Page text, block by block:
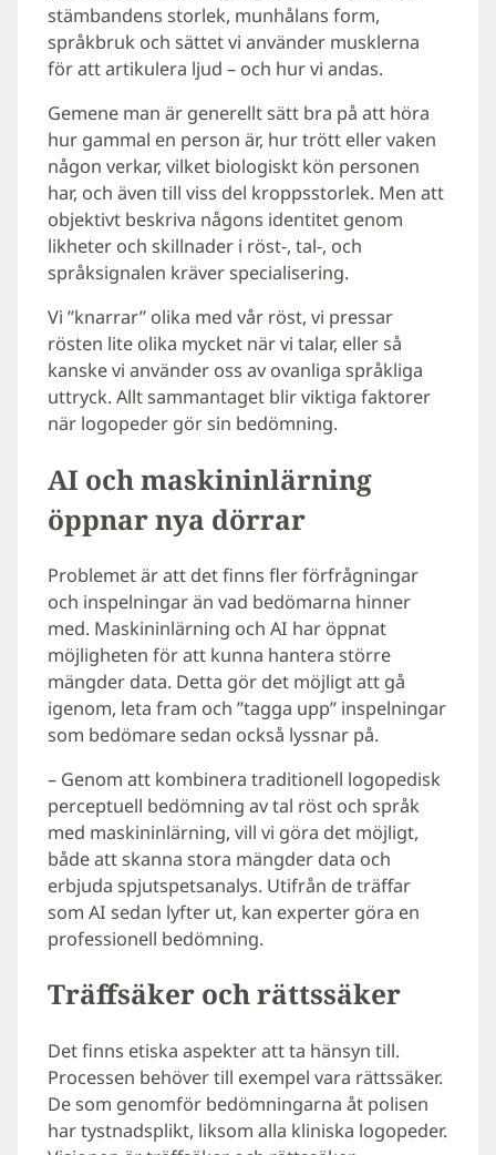
stämbandens storlek, munhålans form,
språkbruk och sättet vi använder musklerna
för att artikulera ljud – och hur vi andas.
Gemene man är generellt sätt bra på att höra
hur gammal en person är, hur trött eller vaken
någon verkar, vilket biologiskt kön personen
har, och även till viss del kroppsstorlek. Men att
objektivt beskriva någons identitet genom
likheter och skillnader i röst-, tal-, och
språksignalen kräver specialisering.
Vi ”knarrar” olika med vår röst, vi pressar
rösten lite olika mycket när vi talar, eller så
kanske vi använder oss av ovanliga språkliga
uttryck. Allt sammantaget blir viktiga faktorer
när logopeder gör sin bedömning.
AI och maskininlärning
öppnar nya dörrar
Problemet är att det finns fler förfrågningar
och inspelningar än vad bedömarna hinner
med. Maskininlärning och AI har öppnat
möjligheten för att kunna hantera större
mängder data. Detta gör det möjligt att gå
igenom, leta fram och ”tagga upp” inspelningar
som bedömare sedan också lyssnar på.
– Genom att kombinera traditionell logopedisk
perceptuell bedömning av tal röst och språk
med maskininlärning, vill vi göra det möjligt,
både att skanna stora mängder data och
erbjuda spjutspetsanalys. Utifrån de träffar
som AI sedan lyfter ut, kan experter göra en
professionell bedömning.
Träffsäker och rättssäker
Det finns etiska aspekter att ta hänsyn till.
Processen behöver till exempel vara rättssäker.
De som genomför bedömningarna åt polisen
har tystnadsplikt, liksom alla kliniska logopeder.